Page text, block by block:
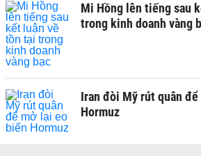
Mi Hồng lên tiếng sau
trong kinh doanh vàng
Iran đòi Mỹ rút quân
Hormuz